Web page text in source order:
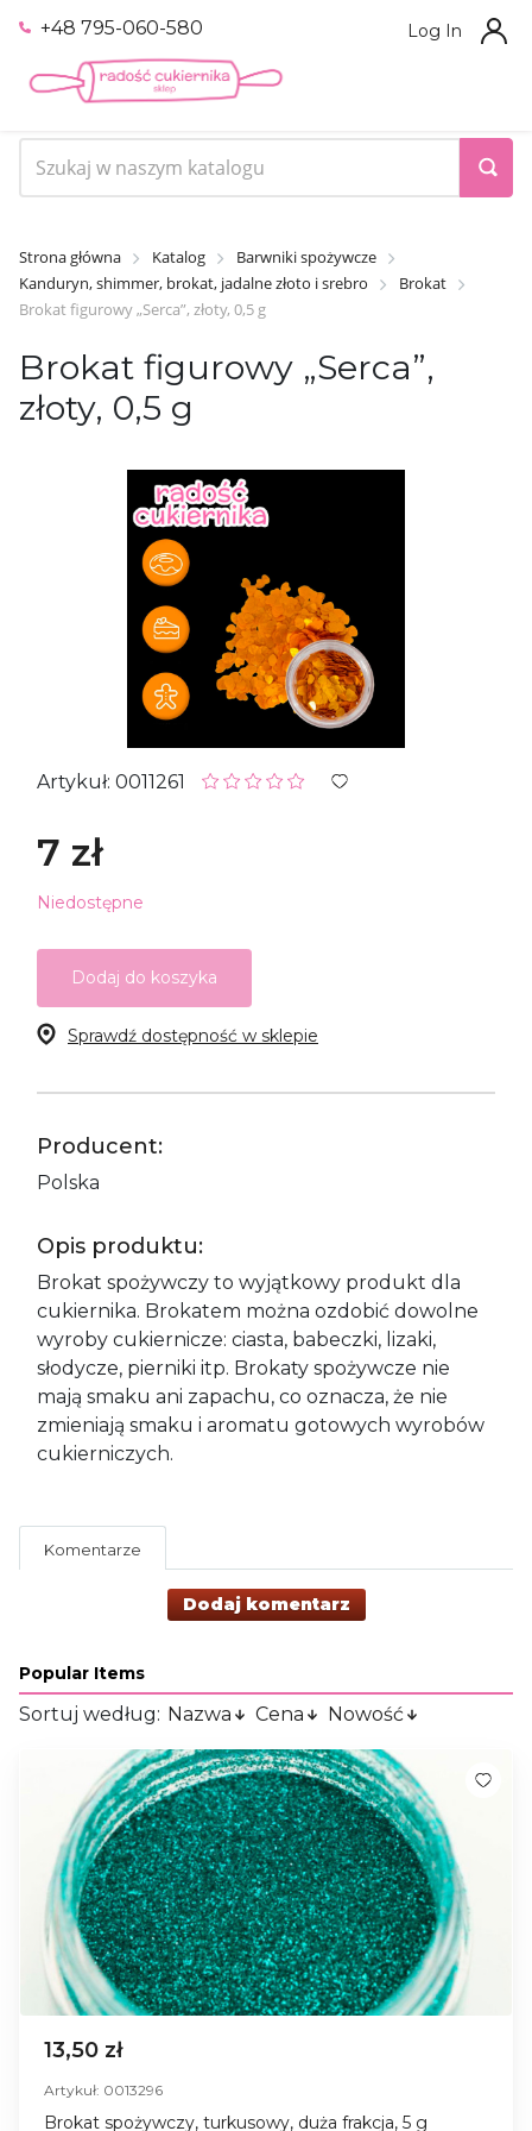
+48 795-060-580 Log In
Strona główna Katalog
Barwniki spożywcze
Kanduryn, shimmer, brokat, jadalne złoto i srebro
Brokat
Brokat figurowy „Serca”, złoty, 0,5 g
Brokat figurowy „Serca”,
złoty, 0,5 g
Artykuł: 0011261
7 zł
Niedostępne
Dodaj do koszyka
Sprawdź dostępność w sklepie
Producent:
Polska
Opis produktu:
Brokat spożywczy to wyjątkowy produkt dla
cukiernika. Brokatem można ozdobić dowolne
wyroby cukiernicze: ciasta, babeczki, lizaki,
słodycze, pierniki itp. Brokaty spożywcze nie
mają smaku ani zapachu, co oznacza, że nie
zmieniają smaku i aromatu gotowych wyrobów
cukierniczych.
Komentarze
Dodaj komentarz
Popular Items
Sortuj według: Nazwa Cena Nowość
13,50 zł
Artykuł: 0013296
Brokat spożywczy, turkusowy, duża frakcja, 5 g